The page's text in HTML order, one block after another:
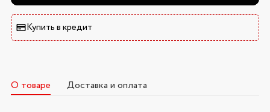
Купить в кредит
О товаре Доставка и оплата